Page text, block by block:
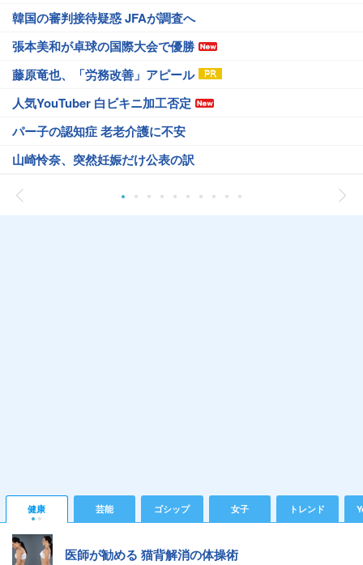
韓国の審判接待疑惑 JFAが調査へ
張本美和が卓球の国際大会で優勝
藤原竜也、「労務改善」アピール
人気YouTuber 白ビキニ加工否定
パー子の認知症 老老介護に不安
山崎怜奈、突然妊娠だけ公表の訳
健康 芸能 ゴシップ 女子 トレンド
医師が勧める 猫背解消の体操術